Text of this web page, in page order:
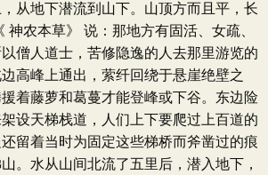
从地下潜流到山下。山顶方而且平，长
神农本草》 说：那地方有固活、女疏、
僧人道士，苦修隐逸的人去那里游览的
高峰上通出，萦纤回绕于悬崖绝壁之
着藤萝和葛蔓才能登峰或下谷。东边险
设天梯栈道，人们上下要爬过上百道的
留着当时为固定这些梯桥而斧凿过的痕
。水从山间北流了五里后，潜入地下，